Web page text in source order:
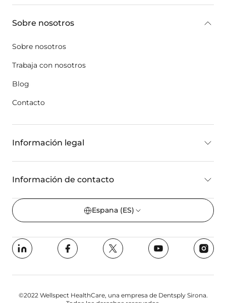
Sobre nosotros
Sobre nosotros
Trabaja con nosotros
Blog
Contacto
Información legal
Información de contacto
Espana (ES)
©2022 Wellspect HealthCare, una empresa de Dentsply Sirona.